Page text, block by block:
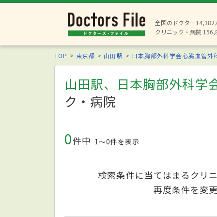
全国のドクター14,382
クリニック・病院
TOP 東京都 山田駅 日本胸部外科学会心臓血管外
山田駅、日本胸部外科学
ク・病院
0件中 1〜0件を表示
検索条件に当てはまるクリ
再度条件を変